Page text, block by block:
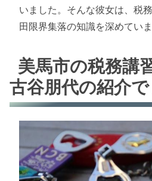
いました。そんな彼女は、税
田限界集落の知識を深めていま
美馬市の税務講
古谷朋代の紹介